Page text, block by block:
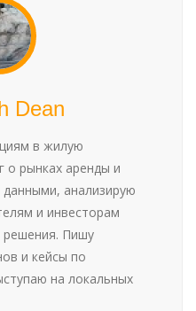
Dean
в жилую
о рынках аренды и
анализирую
и инвесторам
решения. Пишу
и кейсы по
на локальных